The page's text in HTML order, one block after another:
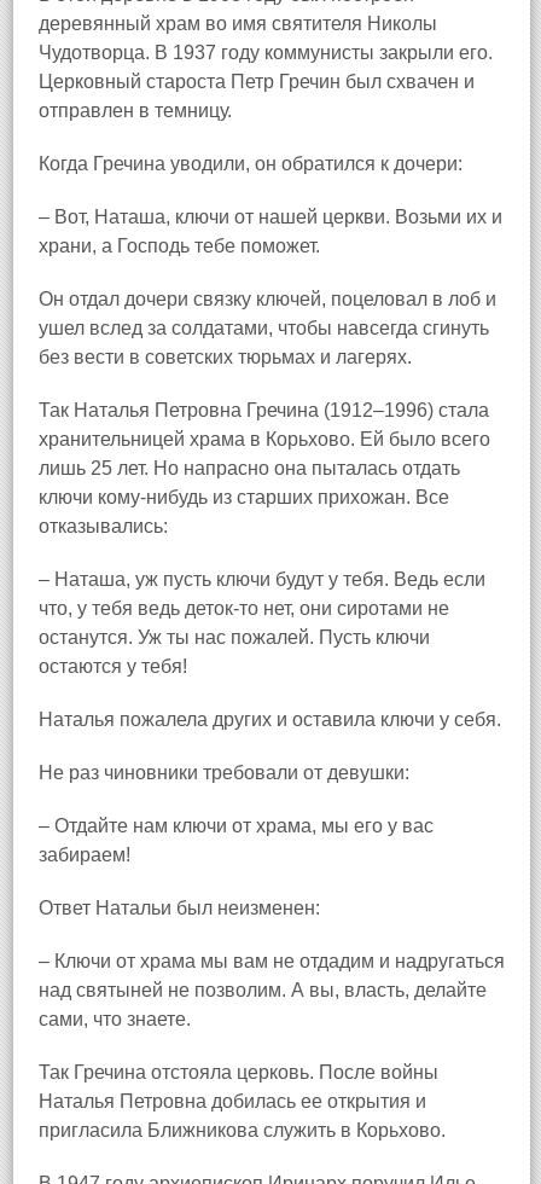
деревянный храм во имя святителя Николы
Чудотворца. В 1937 году коммунисты закрыли его.
Церковный староста Петр Гречин был схвачен и
отправлен в темницу.
Когда Гречина уводили, он обратился к дочери:
– Вот, Наташа, ключи от нашей церкви. Возьми их и
храни, а Господь тебе поможет.
Он отдал дочери связку ключей, поцеловал в лоб и
ушел вслед за солдатами, чтобы навсегда сгинуть
без вести в советских тюрьмах и лагерях.
Так Наталья Петровна Гречина (1912–1996) стала
хранительницей храма в Корьхово. Ей было всего
лишь 25 лет. Но напрасно она пыталась отдать
ключи кому‑нибудь из старших прихожан. Все
отказывались:
– Наташа, уж пусть ключи будут у тебя. Ведь если
что, у тебя ведь деток‑то нет, они сиротами не
останутся. Уж ты нас пожалей. Пусть ключи
остаются у тебя!
Наталья пожалела других и оставила ключи у себя.
Не раз чиновники требовали от девушки:
– Отдайте нам ключи от храма, мы его у вас
забираем!
Ответ Натальи был неизменен:
– Ключи от храма мы вам не отдадим и надругаться
над святыней не позволим. А вы, власть, делайте
сами, что знаете.
Так Гречина отстояла церковь. После войны
Наталья Петровна добилась ее открытия и
пригласила Ближникова служить в Корьхово.